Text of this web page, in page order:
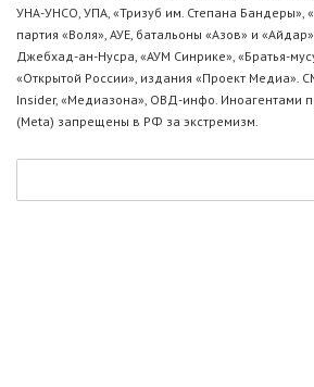
УНА-УНСО, УПА, «Тризуб им. Степана Бандеры»,
партия «Воля», АУЕ, батальоны «Азов» и
Джебхад-ан-Нусра, «АУМ Синрике», «Братья-
«Открытой России», издания «Проект Медиа».
Insider, «Медиазона», ОВД-инфо. Иноагентами
(Metа) запрещены в РФ за экстремизм.